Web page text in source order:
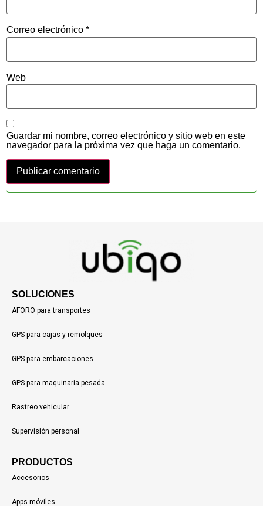
Correo electrónico *
Web
Guardar mi nombre, correo electrónico y sitio web en este
navegador para la próxima vez que haga un comentario.
SOLUCIONES
AFORO para transportes
GPS para cajas y remolques
GPS para embarcaciones
GPS para maquinaria pesada
Rastreo vehicular
Supervisión personal
PRODUCTOS
Accesorios
Apps móviles